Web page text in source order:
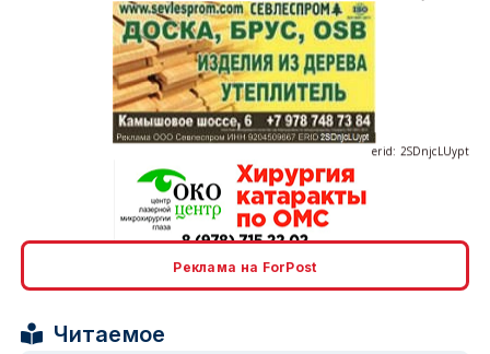
erid: 2SDnjcLUypt
Реклама на ForPost
Читаемое